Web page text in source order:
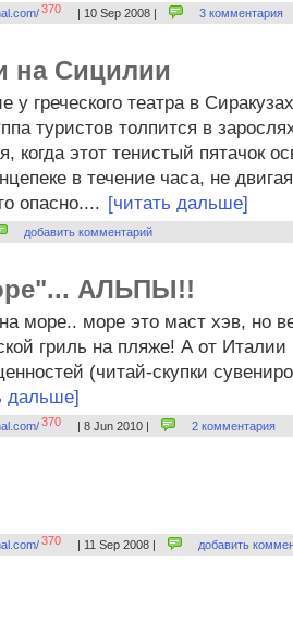
370 | 10 Sep 2008 | 3 комментария
на Сицилии
у греческого театра в
туристов толпится в
когда этот тенистый пятачок
в течение часа, не
опасно.... [читать дальше]
добавить комментарий
АЛЬПЫ!!
море.. море это маст хэв, но
гриль на пляже! А от
(читай-скупки
дальше]
370 | 8 Jun 2010 | 2 комментария
370 | 11 Sep 2008 | добавить